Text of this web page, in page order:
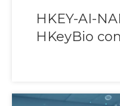
HKEY-AI-
HKeyBio